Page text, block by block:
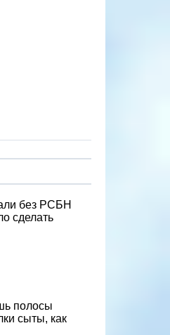
без РСБН
сделать
полосы
сыты, как